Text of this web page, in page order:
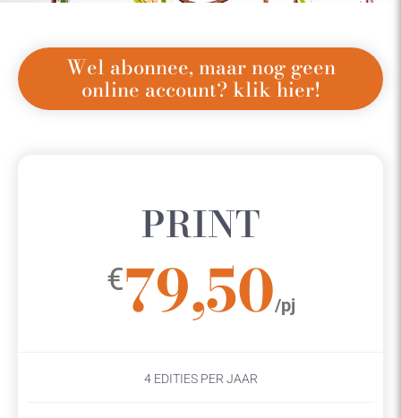
Wel abonnee, maar nog geen
online account? klik hier!
PRINT
€79,50/pj
4 EDITIES PER JAAR